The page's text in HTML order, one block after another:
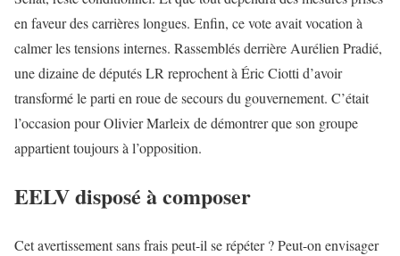
en faveur des carrières longues. Enfin, ce vote avait vocation à
calmer les tensions internes. Rassemblés derrière Aurélien Pradié,
une dizaine de députés LR reprochent à Éric Ciotti d’avoir
transformé le parti en roue de secours du gouvernement. C’était
l’occasion pour Olivier Marleix de démontrer que son groupe
appartient toujours à l’opposition.
EELV disposé à composer
Cet avertissement sans frais peut-il se répéter ? Peut-on envisager